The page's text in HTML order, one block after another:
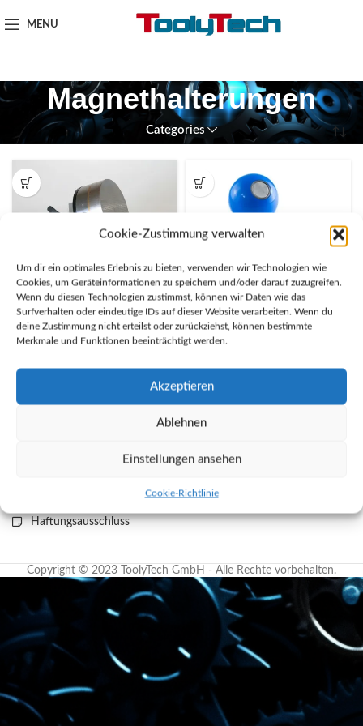
Cookie-Zustimmung verwalten
Um dir ein optimales Erlebnis zu bieten, verwenden wir Technologien wie
Cookies, um Geräteinformationen zu speichern und/oder darauf zuzugreifen.
Wenn du diesen Technologien zustimmst, können wir Daten wie das
Surfverhalten oder eindeutige IDs auf dieser Website verarbeiten. Wenn du
deine Zustimmung nicht erteilst oder zurückziehst, können bestimmte
Merkmale und Funktionen beeinträchtigt werden.
Akzeptieren
Ablehnen
Einstellungen ansehen
Cookie-Richtlinie
MENU
Magnethalterungen
Categories
Magnetspannvorrichtung
Smartholder
Magnethaltekugel
ToolyTech UG, Lutherstraße 48, D-07743 Jena
Tel.: +49 (0) 3641/ 9286330 Mobil: +49 (0) 157/387 568 02
Cookie-richtlinie (EU)
Haftungsausschluss
Copyright © 2023 ToolyTech GmbH - Alle Rechte vorbehalten.